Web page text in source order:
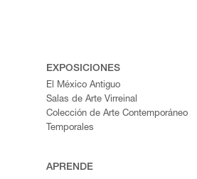
EXPOSICIONES
El México Antiguo
Salas de Arte Virreinal
Colección de Arte Contemporáneo
Temporales
APRENDE